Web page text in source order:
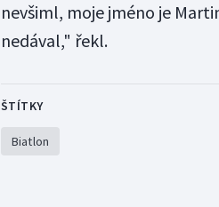
nevšiml, moje jméno je
nedával," řekl.
ŠTÍTKY
Biatlon